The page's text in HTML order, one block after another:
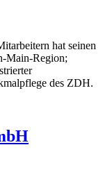
hat seinen
Main-Region;
des ZDH.